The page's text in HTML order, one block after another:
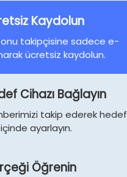
Kaydolun
takipçisine sadece e-
ücretsiz kaydolun.
Cihazı Bağlayın
takip ederek hedef
ayarlayın.
Öğrenin